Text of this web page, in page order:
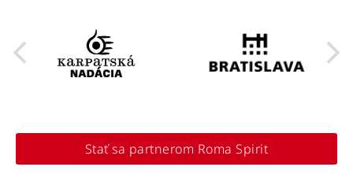
Stať sa partnerom Roma Spirit